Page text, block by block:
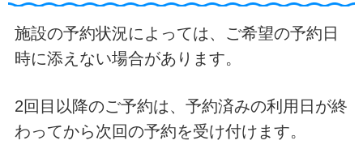
施設の予約状況によっては、ご希望の予約日
時に添えない場合があります。
2回目以降のご予約は、予約済みの利用日が終
わってから次回の予約を受け付けます。